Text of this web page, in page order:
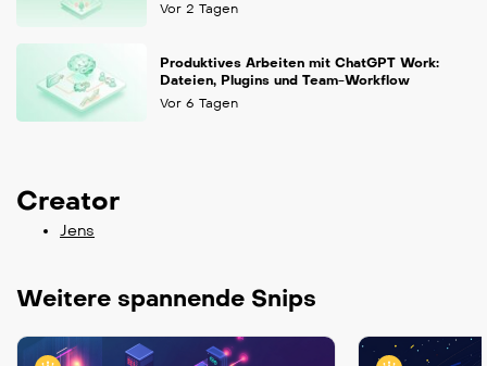
Vor 2 Tagen
Produktives Arbeiten mit ChatGPT Work:
Dateien, Plugins und Team-Workflow
Vor 6 Tagen
Creator
Jens
Weitere spannende Snips